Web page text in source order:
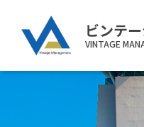
ビンテ
VINTAGE